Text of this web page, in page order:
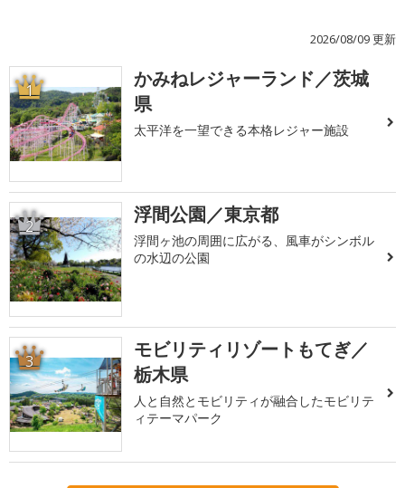
2026/08/09 更新
1
かみねレジャーランド／茨城
県
太平洋を一望できる本格レジャー施設
2 浮間公園／東京都
浮間ヶ池の周囲に広がる、風車がシンボル
の水辺の公園
3
モビリティリゾートもてぎ／
栃木県
人と自然とモビリティが融合したモビリテ
ィテーマパーク